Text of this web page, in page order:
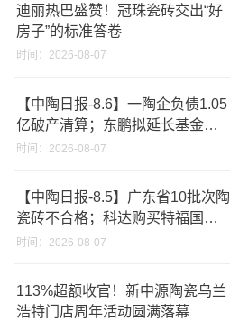
迪丽热巴盛赞！冠珠瓷砖交出“好
房子”的标准答卷
时间：2026-08-07
【中陶日报-8.6】一陶企负债1.05
亿破产清算；东鹏拟延长基金投
资期限；工信部开展建陶行业能
时间：2026-08-07
【中陶日报-8.5】广东省10批次陶
瓷砖不合格；科达购买特福国际
股份申请未通过；蒙娜丽莎5千万
破18亿元
时间：2026-08-07
113%超额收官！新中源陶瓷乌兰
浩特门店周年活动圆满落幕